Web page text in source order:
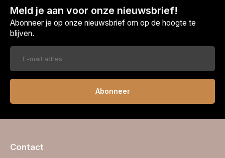
Meld je aan voor onze nieuwsbrief!
Abonneer je op onze nieuwsbrief om op de hoogte te
blijven.
Abonneer
Contact